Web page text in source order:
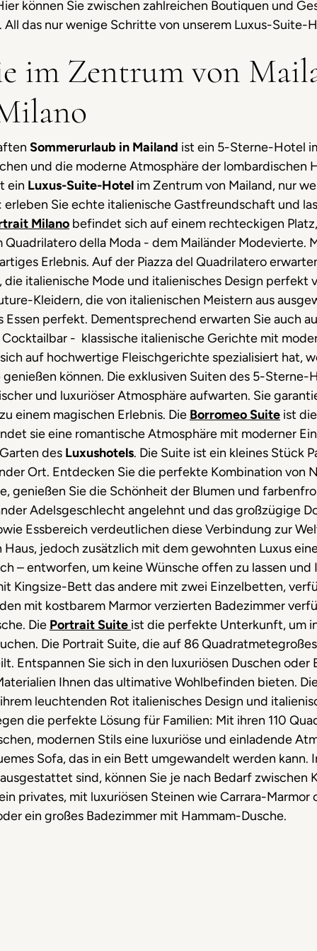
können Sie zwischen zahlreichen Boutiquen und
das nur wenige Schritte von unserem Luxus-
im Zentrum von
Sommerurlaub in Mailand ist ein 5-Sterne-Hotel
und die moderne Atmosphäre der lombardischen
ein Luxus-Suite-Hotel im Zentrum von Mailand, nur
Sie echte italienische Gastfreundschaft und
Milano befindet sich auf einem rechteckigen
Quadrilatero della Moda - dem Mailänder Modevierte.
Erlebnis. Auf der Piazza del Quadrilatero
italienische Mode und italienisches Design perfekt
Kleidern, die von italienischen Meistern aus
Essen perfekt. Dementsprechend erwarten Sie auch
- klassische italienische Gerichte mit
auf hochwertige Fleischgerichte spezialisiert hat,
können. Die exklusiven Suiten des 5-Sterne-
und luxuriöser Atmosphäre aufwarten. Sie
einem magischen Erlebnis. Die Borromeo Suite ist
sie eine romantische Atmosphäre mit moderner
des Luxushotels. Die Suite ist ein kleines Stück
Ort. Entdecken Sie die perfekte Kombination von
genießen Sie die Schönheit der Blumen und
Adelsgeschlecht angelehnt und das großzügige
Essbereich verdeutlichen diese Verbindung zur
jedoch zusätzlich mit dem gewohnten Luxus
– entworfen, um keine Wünsche offen zu lassen und
Kingsize-Bett das andere mit zwei Einzelbetten,
mit kostbarem Marmor verzierten Badezimmer
Die Portrait Suite ist die perfekte Unterkunft, um
Die Portrait Suite, die auf 86
Entspannen Sie sich in den luxuriösen Duschen oder
Ihnen das ultimative Wohlbefinden bieten.
leuchtenden Rot italienisches Design und
die perfekte Lösung für Familien: Mit ihren 110
modernen Stils eine luxuriöse und einladende
Sofa, das in ein Bett umgewandelt werden kann.
sind, können Sie je nach Bedarf zwischen
privates, mit luxuriösen Steinen wie Carrara-Marmor
ein großes Badezimmer mit Hammam-Dusche.